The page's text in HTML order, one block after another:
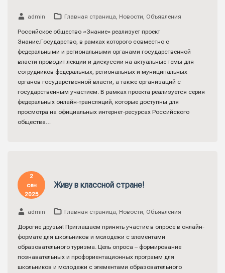
admin Главная страница, Новости, Объявления
Российское общество «Знание» реализует проект
Знание.Государство, в рамках которого совместно с
федеральными и региональными органами государственной
власти проводит лекции и дискуссии на актуальные темы для
сотрудников федеральных, региональных и муниципальных
органов государственной власти, а также организаций с
государственным участием. В рамках проекта реализуется серия
федеральных онлайн-трансляций, которые доступны для
просмотра на официальных интернет-ресурсах Российского
общества…
2
сен
2025
Живу в классной стране!
admin Главная страница, Новости, Объявления
Дорогие друзья! Приглашаем принять участие в опросе в онлайн-
формате для школьников и молодежи с элементами
образовательного туризма. Цель опроса – формирование
познавательных и профориентационных программ для
школьников и молодежи с элементами образовательного